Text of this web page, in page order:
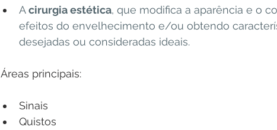
A cirurgia estética, que modifica a aparência e o
efeitos do envelhecimento e/ou obtendo
desejadas ou consideradas ideais.
Áreas principais:
Sinais
Quistos